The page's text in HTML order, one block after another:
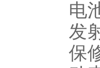
电
发
保